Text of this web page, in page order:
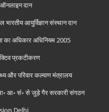
दान
भारतीय आयुर्विज्ञान संस्थान दान
का अधिकार अधिनियम 2005
प्रकटीकरण
और परिवार कल्याण मंत्रालय
आ॰ सं॰ से जुड़े गैर सरकारी संगठन
Delhi